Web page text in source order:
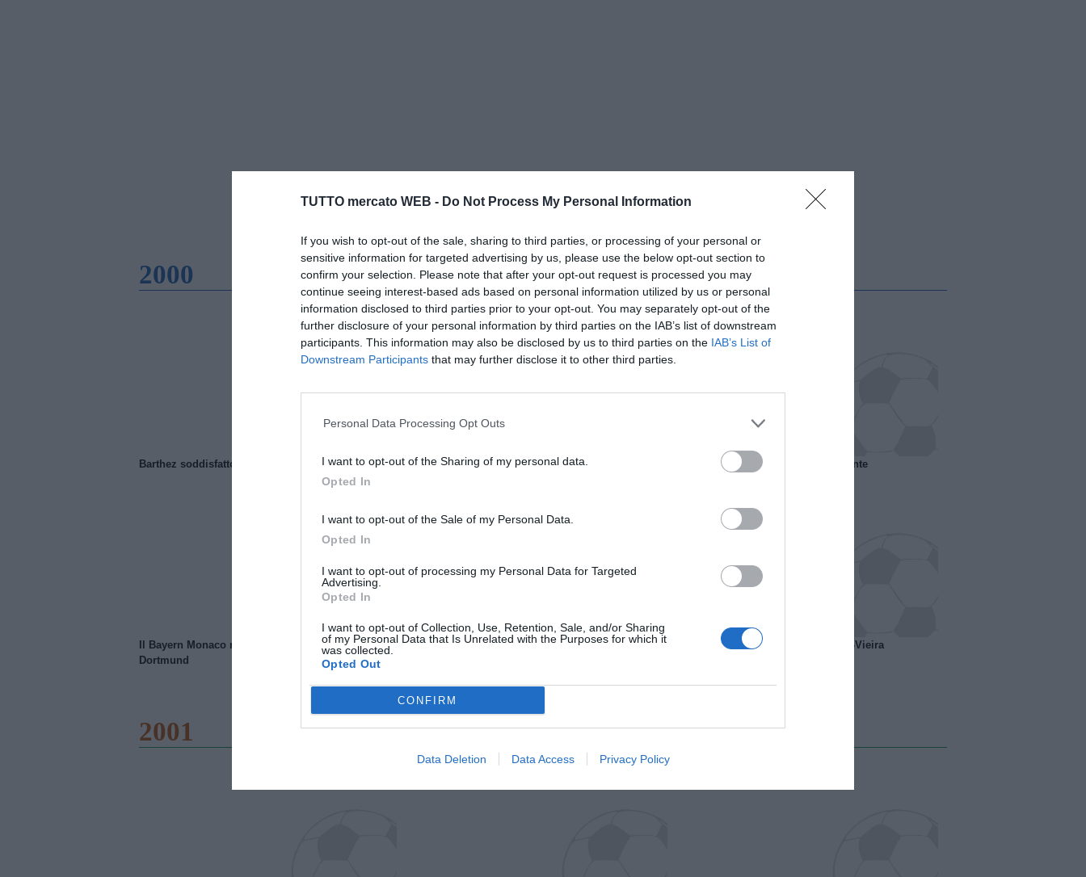
TUTTO mercato WEB - Do Not Process My Personal Information
If you wish to opt-out of the sale, sharing to third parties, or processing of your personal or
sensitive information for targeted advertising by us, please use the below opt-out section to
confirm your selection. Please note that after your opt-out request is processed you may
continue seeing interest-based ads based on personal information utilized by us or personal
information disclosed to third parties prior to your opt-out. You may separately opt-out of the
further disclosure of your personal information by third parties on the IAB’s list of downstream
participants. This information may also be disclosed by us to third parties on the IAB’s List of
Downstream Participants that may further disclose it to other third parties.
Personal Data Processing Opt Outs
I want to opt-out of the Sharing of my personal data.
Opted In
I want to opt-out of the Sale of my Personal Data.
Opted In
I want to opt-out of processing my Personal Data for Targeted
Advertising.
Opted In
I want to opt-out of Collection, Use, Retention, Sale, and/or Sharing
of my Personal Data that Is Unrelated with the Purposes for which it
was collected.
Opted Out
CONFIRM
Data Deletion Data Access Privacy Policy
2000
Barthez soddisfatto del Manchester United Il Rayo Vallecano spinge per Zamorano Francia, il Marsiglia senza presidente
Il Bayern Monaco ridimensiona il Borussia
Dortmund
Wiltord vuole giocare A gennaio ipotesi scambio Davids-Vieira
2001